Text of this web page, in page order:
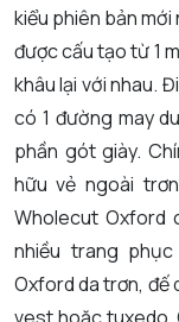
kiểu phiên bản
được cấu tạo từ 1
khâu lại với nhau.
có 1 đường may
phần gót giày.
hữu vẻ ngoài
Wholecut Oxford
nhiều trang
Oxford da trơn, đế